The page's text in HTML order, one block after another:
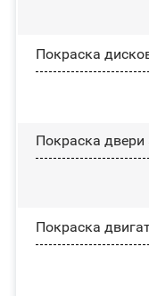
Покраска
Покраска
Покраска